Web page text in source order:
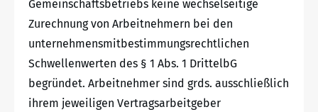
Gemeinschaftsbetriebs keine wechselseitige
Zurechnung von Arbeitnehmern bei den
unternehmensmitbestimmungsrechtlichen
Schwellenwerten des § 1 Abs. 1 DrittelbG
begründet. Arbeitnehmer sind grds. ausschließlich
ihrem jeweiligen Vertragsarbeitgeber